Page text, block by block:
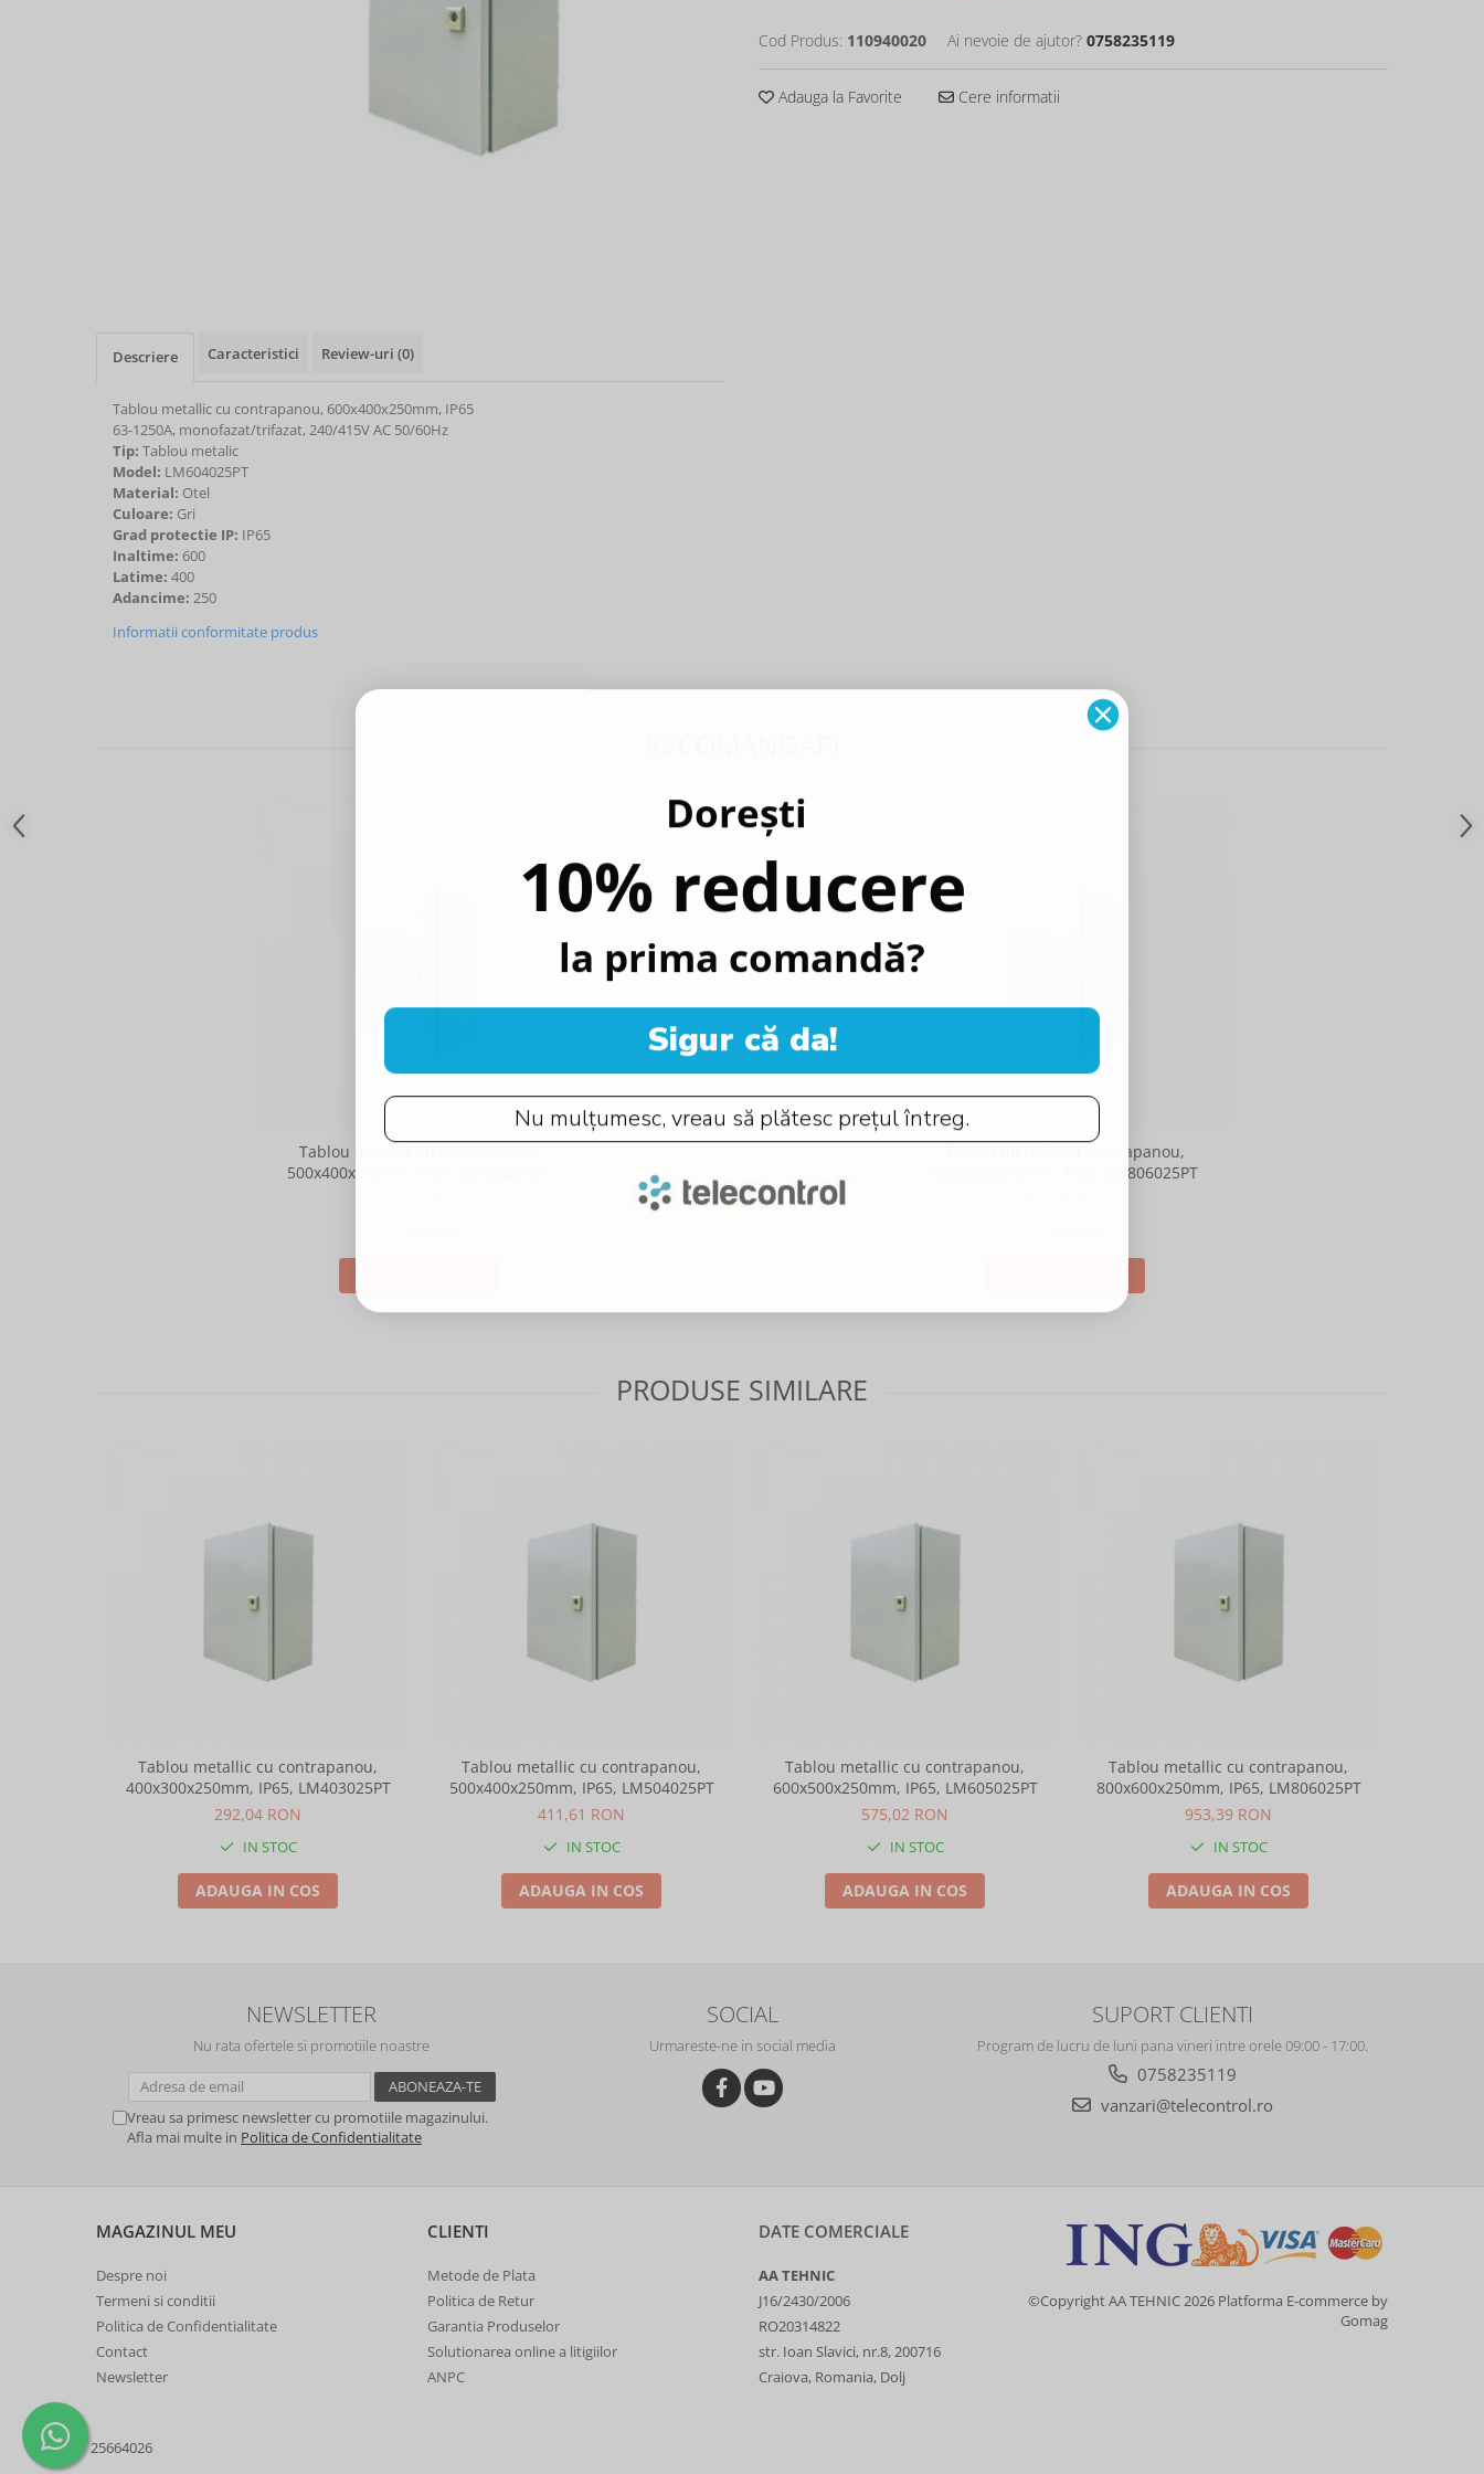
Cod Produs: 110940020 Ai nevoie de ajutor? 0758235119
Adauga la Favorite Cere informatii
Descriere Caracteristici Review-uri (0)
Tablou metallic cu contrapanou, 600x400x250mm, IP65
63-1250A, monofazat/trifazat, 240/415V AC 50/60Hz
Tip: Tablou metalic
Model: LM604025PT
Material: Otel
Culoare: Gri
Grad protectie IP: IP65
Inaltime: 600
Latime: 400
Adancime: 250
Informatii conformitate produs
Tablou metallic cu contrapanou,
500x400x250mm, IP65, LM504025PT
Tablou metallic cu contrapanou,
800x600x250mm, IP65, LM806025PT
PRODUSE SIMILARE
Tablou metallic cu contrapanou,
400x300x250mm, IP65, LM403025PT
292,04 RON
IN STOC
ADAUGA IN COS
Tablou metallic cu contrapanou,
500x400x250mm, IP65, LM504025PT
411,61 RON
IN STOC
ADAUGA IN COS
Tablou metallic cu contrapanou,
600x500x250mm, IP65, LM605025PT
575,02 RON
IN STOC
ADAUGA IN COS
Tablou metallic cu contrapanou,
800x600x250mm, IP65, LM806025PT
953,39 RON
IN STOC
ADAUGA IN COS
NEWSLETTER
Nu rata ofertele si promotiile noastre
Vreau sa primesc newsletter cu promotiile magazinului.
Afla mai multe in Politica de Confidentialitate
SOCIAL
Urmareste-ne in social media
SUPORT CLIENTI
Program de lucru de luni pana vineri intre orele 09:00 - 17:00.
0758235119
vanzari@telecontrol.ro
MAGAZINUL MEU
Despre noi
Termeni si conditii
Politica de Confidentialitate
Contact
Newsletter
CLIENTI
Metode de Plata
Politica de Retur
Garantia Produselor
Solutionarea online a litigiilor
ANPC
DATE COMERCIALE
AA TEHNIC
J16/2430/2006
RO20314822
str. Ioan Slavici, nr.8, 200716
Craiova, Romania, Dolj
©Copyright AA TEHNIC 2026 Platforma E-commerce by
Gomag
25664026
Dorești
10% reducere
la prima comandă?
Sigur că da!
Nu mulțumesc, vreau să plătesc prețul întreg.